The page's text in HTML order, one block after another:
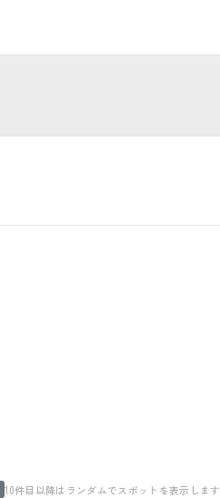
10件目以降はランダムでスポットを表示します